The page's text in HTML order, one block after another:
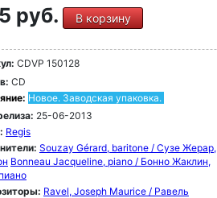
руб. В корзину
CDVP 150128
CD
Новое. Заводская упаковка.
25-06-2013
Regis
Souzay Gérard, baritone / Сузе Жерар,
Bonneau Jacqueline, piano / Бонно Жаклин,
Ravel, Joseph Maurice / Равель